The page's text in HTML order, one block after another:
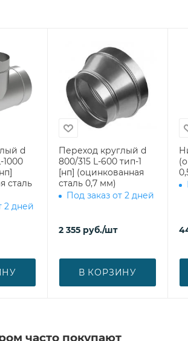
d
сталь
2 дней
Переход круглый d
800/315 L-600 тип-1
[нп] (оцинкованная
сталь 0,7 мм)
Под заказ от 2 дней
2 355 руб./шт
В КОРЗИНУ
часто покупают